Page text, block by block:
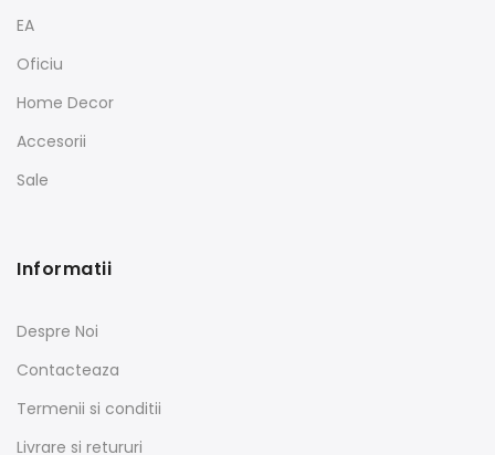
EA
Oficiu
Home Decor
Accesorii
Sale
Informatii
Despre Noi
Contacteaza
Termenii si conditii
Livrare si retururi